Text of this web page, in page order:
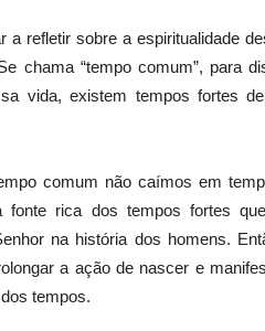
sobre a espiritualidade
chama “tempo comum”, para
vida, existem tempos fortes
não caímos em tempo
fonte rica dos tempos fortes
na história dos homens.
a ação de nascer e
tempos.